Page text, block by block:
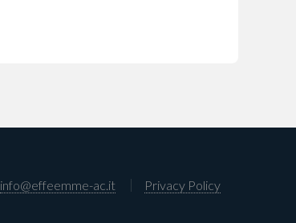
info@effeemme-ac.it
Privacy Policy